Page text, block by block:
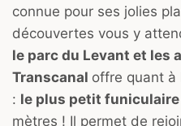
connue pour ses jolies
découvertes vous y
le parc du Levant et les
Transcanal offre quant à
: le plus petit funiculaire
mètres ! Il permet de